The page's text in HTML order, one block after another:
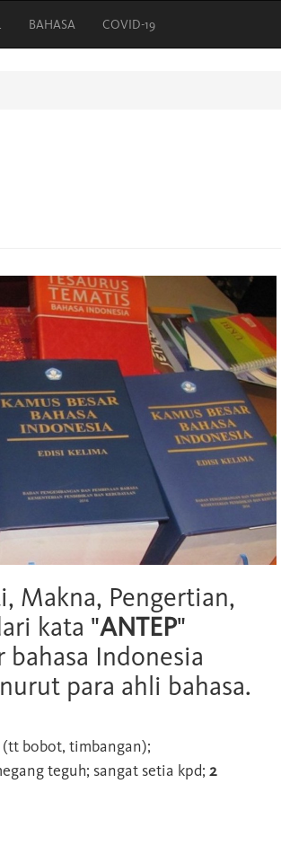
BAHASA COVID-19
Makna, Pengertian,
kata "ANTEP"
Indonesia
para ahli bahasa.
bobot, timbangan);
teguh; sangat setia kpd; 2